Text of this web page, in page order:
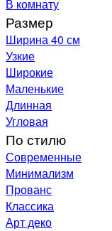
В комнату
Размер
Ширина 40 см
Узкие
Широкие
Маленькие
Длинная
Угловая
По стилю
Современные
Минимализм
Прованс
Классика
Арт деко